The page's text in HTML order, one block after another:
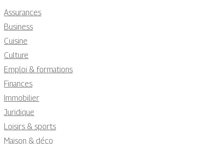
Assurances
Business
Cuisine
Culture
Emploi & formations
Finances
Immobilier
Juridique
Loisirs & sports
Maison & déco